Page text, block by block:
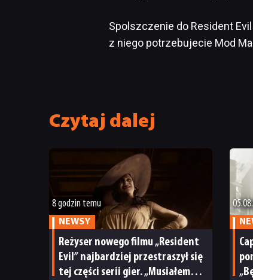
Spolszczenie do Resident
z niego potrzebujecie Mod
Czytaj dalej
8 godzin temu
NEWSY
Reżyser nowego filmu „Resident
Evil” najbardziej przestraszył się
tej części serii gier. „Musiałem